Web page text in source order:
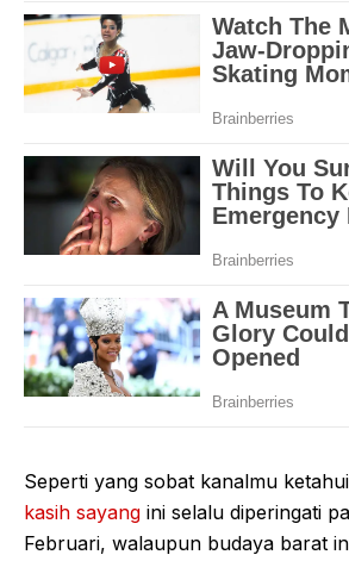
Seperti yang sobat kanalmu
kasih sayang ini selalu diperingati
Februari, walaupun budaya barat